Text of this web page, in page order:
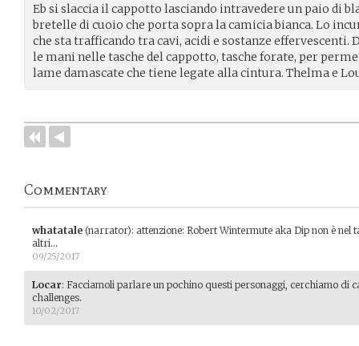
Eb si slaccia il cappotto lasciando intravedere un paio di
bretelle di cuoio che porta sopra la camicia bianca. Lo
che sta trafficando tra cavi, acidi e sostanze effervescenti.
le mani nelle tasche del cappotto, tasche forate, per
lame damascate che tiene legate alla cintura. Thelma e
Commentary
whatatale (narrator): attenzione: Robert Wintermute aka Dip non è nel
altri...
09/25/2017
Locar: Facciamoli parlare un pochino questi personaggi, cerchiamo di
challenges.
10/02/2017